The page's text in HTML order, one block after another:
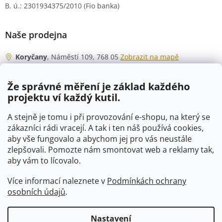
Že správné měření je základ každého
projektu ví každý kutil.
A stejně je tomu i při provozování e-shopu, na který se
zákazníci rádi vracejí. A tak i ten náš používá cookies,
aby vše fungovalo a abychom jej pro vás neustále
zlepšovali. Pomozte nám smontovat web a reklamy tak,
aby vám to lícovalo.
Více informací naleznete v Podmínkách ochrany
osobních údajů.
Nastavení
B. ú.: 2301934375/2010 (Fio banka)
Naše prodejna
Koryčany, Náměstí 109, 768 05 Zobrazit na mapě
Po - Čt
06:00 - 07:00
07:30 - 15:30
Pá
06:00 - 07:00
07:30 - 15:00
So
07:00 - 10:00
Ne
zavřeno